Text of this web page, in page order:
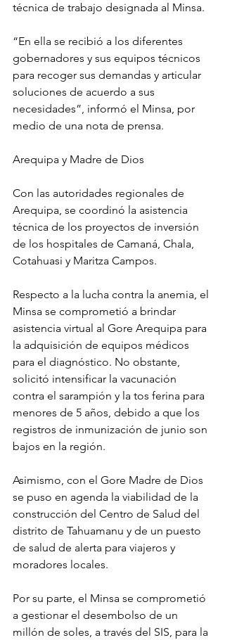
técnica de trabajo designada al Minsa.
“En ella se recibió a los diferentes
gobernadores y sus equipos técnicos
para recoger sus demandas y articular
soluciones de acuerdo a sus
necesidades”, informó el Minsa, por
medio de una nota de prensa.
Arequipa y Madre de Dios
Con las autoridades regionales de
Arequipa, se coordinó la asistencia
técnica de los proyectos de inversión
de los hospitales de Camaná, Chala,
Cotahuasi y Maritza Campos.
Respecto a la lucha contra la anemia, el
Minsa se comprometió a brindar
asistencia virtual al Gore Arequipa para
la adquisición de equipos médicos
para el diagnóstico. No obstante,
solicitó intensificar la vacunación
contra el sarampión y la tos ferina para
menores de 5 años, debido a que los
registros de inmunización de junio son
bajos en la región.
Asimismo, con el Gore Madre de Dios
se puso en agenda la viabilidad de la
construcción del Centro de Salud del
distrito de Tahuamanu y de un puesto
de salud de alerta para viajeros y
moradores locales.
Por su parte, el Minsa se comprometió
a gestionar el desembolso de un
millón de soles, a través del SIS, para la